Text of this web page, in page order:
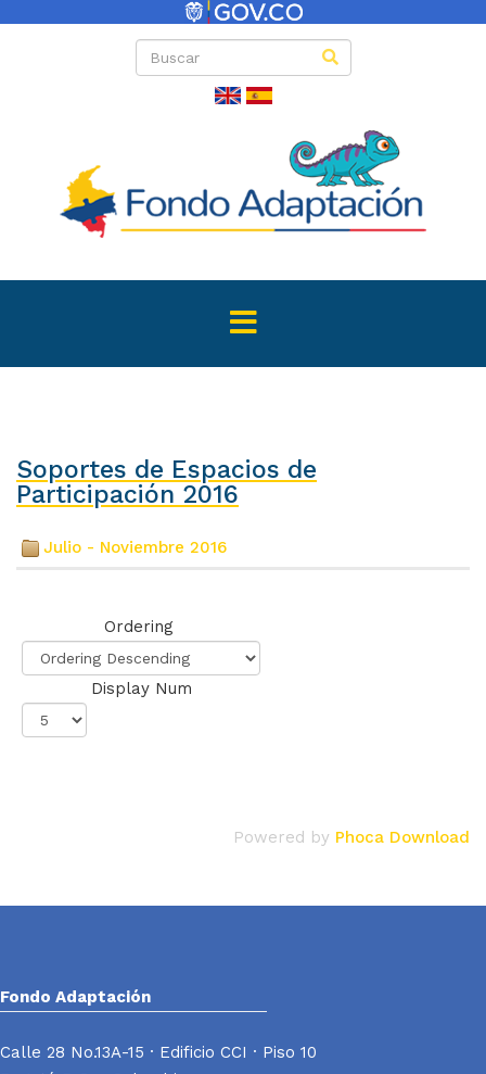
Soportes de Espacios de
Participación 2016
Julio - Noviembre 2016
Ordering
Display Num
Powered by Phoca Download
Fondo Adaptación
Calle 28 No.13A-15 · Edificio CCI · Piso 10